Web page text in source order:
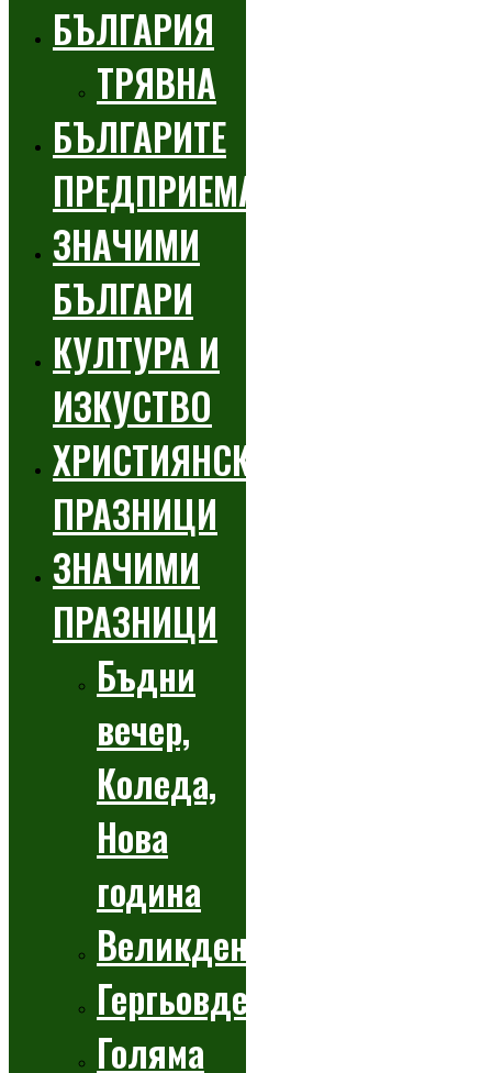
БЪЛГАРИЯ
ТРЯВНА
БЪЛГАРИТЕ
ПРЕДПРИЕМАЧИ
ЗНАЧИМИ
БЪЛГАРИ
КУЛТУРА И
ИЗКУСТВО
ХРИСТИЯНСКИ
ПРАЗНИЦИ
ЗНАЧИМИ
ПРАЗНИЦИ
Бъдни
вечер,
Коледа,
Нова
година
Великден
Гергьовден
Голяма